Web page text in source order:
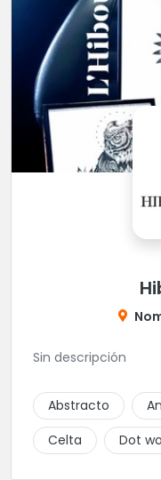
Sin descripción
Abstracto
Celta
Dot